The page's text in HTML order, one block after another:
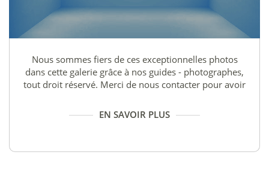
Nous sommes fiers de ces exceptionnelles photos
dans cette galerie grâce à nos guides - photographes,
tout droit réservé. Merci de nous contacter pour avoir
EN SAVOIR PLUS